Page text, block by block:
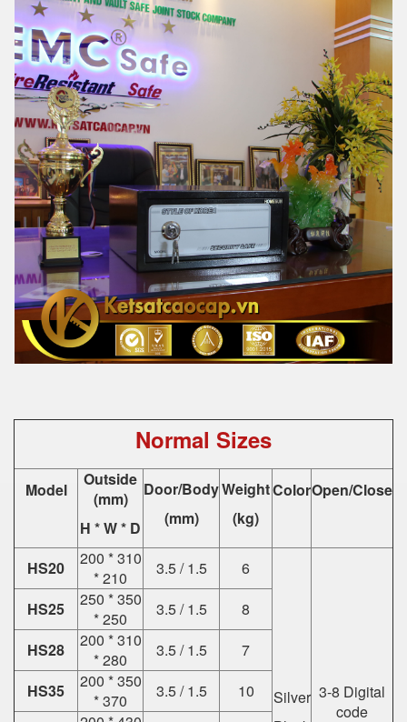
Normal Sizes
Model
Outside
(mm)
H * W * D
Door/Body
(mm)
Weight
(kg)
ColorOpen/Close
HS20
200 * 310
* 210
3.5 / 1.5 6
Silver 3-8 Digital
code
HS25
250 * 350
* 250
3.5 / 1.5
8
HS28
200 * 310
* 280
3.5 / 1.5
7
HS35
200 * 350
* 370
3.5 / 1.5
10